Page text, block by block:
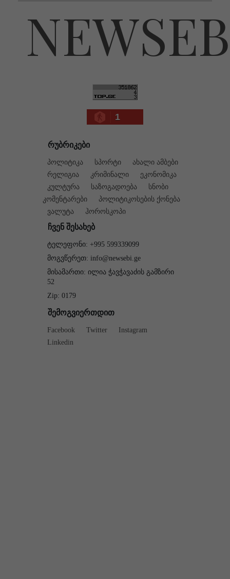
1
რუბრიკები
პოლიტიკა სპორტი
ახალი ამბები
რელიგია
კრიმინალი
ეკონომიკა
კულტურა
საზოგადოება
სნობი
კომენტარები
პოლიტიკოსების ქონება
ვალუტა
ჰოროსკოპი
ჩვენ შესახებ
ტელეფონი: +995 599339099
მოგვწერეთ: info@newsebi.ge
მისამართი: ილია ჭავჭავაძის გამზირი
52
Zip: 0179
შემოგვიერთდით
Facebook Twitter
Instagram
Linkedin